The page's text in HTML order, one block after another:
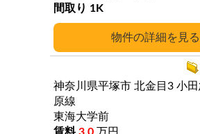
詳細
1K
神奈川県平塚市 北金目3 小
原線
東海大学前